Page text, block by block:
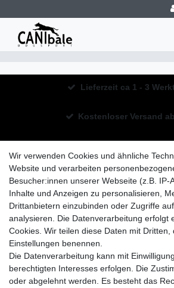
Lieferzeit ca 1 - 3
Kostenloser Versand
Widerrufs­recht Impressum
AGB Kontakt
Wir verwenden Cookies und ähnliche
Website und verarbeiten
Besucher:innen unserer Webseite (z.B. IP-
Inhalte und Anzeigen zu personalisieren,
Drittanbietern einzubinden oder Zugriffe
analysieren. Die Datenverarbeitung erfolgt
Cookies. Wir teilen diese Daten mit Dritten,
Einstellungen benennen.
Die Datenverarbeitung kann mit
berechtigten Interesses erfolgen. Die
oder abgelehnt werden. Es besteht das